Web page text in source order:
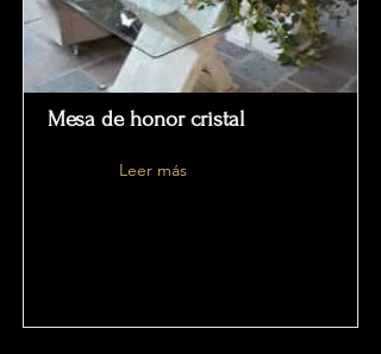
Mesa de honor cristal
Leer más